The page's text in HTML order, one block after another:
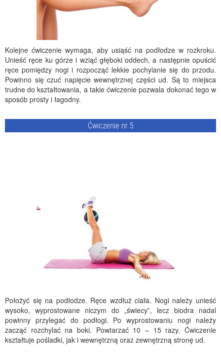
Kolejne ćwiczenie wymaga, aby usiąść na podłodze w rozkroku.
Unieść ręce ku górze i wziąć głęboki oddech, a następnie opuścić
ręce pomiędzy nogi i rozpocząć lekkie pochylanie się do przodu.
Powinno się czuć napięcie wewnętrznej części ud. Są to miejsca
trudne do kształtowania, a takie ćwiczenie pozwala dokonać tego w
sposób prosty i łagodny.
Ćwiczenie nr 5
Położyć się na podłodze. Ręce wzdłuż ciała. Nogi należy unieść
wysoko, wyprostowane niczym do „świecy”, lecz biodra nadal
powinny przylegać do podłogi. Po wyprostowaniu nogi należy
zacząć rozchylać na boki. Powtarzać 10 – 15 razy. Ćwiczenie
kształtuje pośladki, jak i wewnętrzną oraz zewnętrzną stronę ud.